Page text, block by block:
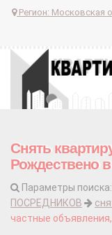
Регион: Московская
Снять
Рождествено
Параметры поиска:
ПОСРЕДНИКОВ
частные объявления,